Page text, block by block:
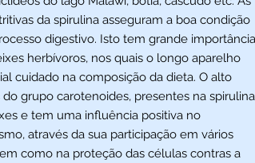
da spirulina asseguram a boa condição
digestivo. Isto tem grande importância
herbívoros, nos quais o longo aparelho
cuidado na composição da dieta. O alto
grupo carotenoides, presentes na spirulina
e tem uma influência positiva no
através da sua participação em vários
como na proteção das células contras a